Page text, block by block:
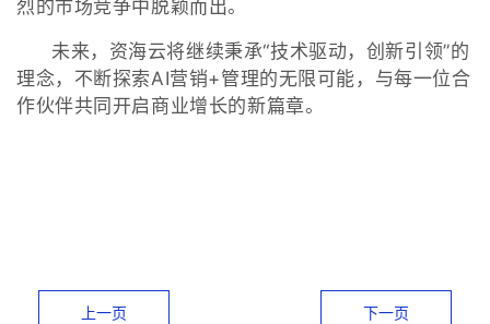
烈的市场竞争中脱颖而出。
未来，资海云将继续秉承“技术驱动，创新引领”的
理念，不断探索AI营销+管理的无限可能，与每一位合
作伙伴共同开启商业增长的新篇章。
上一页 下一页